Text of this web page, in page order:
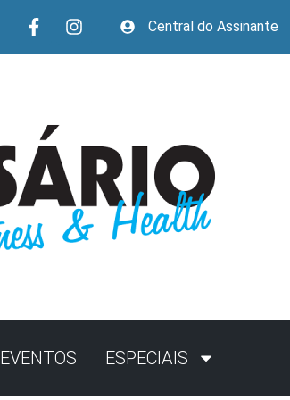
Central do Assinante
EVENTOS ESPECIAIS